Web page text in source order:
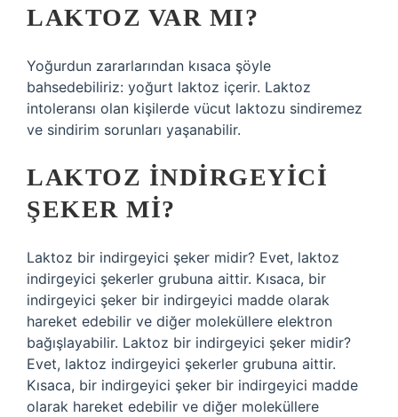
LAKTOZ VAR MI?
Yoğurdun zararlarından kısaca şöyle
bahsedebiliriz: yoğurt laktoz içerir. Laktoz
intoleransı olan kişilerde vücut laktozu sindiremez
ve sindirim sorunları yaşanabilir.
LAKTOZ INDIRGEYICI
ŞEKER MI?
Laktoz bir indirgeyici şeker midir? Evet, laktoz
indirgeyici şekerler grubuna aittir. Kısaca, bir
indirgeyici şeker bir indirgeyici madde olarak
hareket edebilir ve diğer moleküllere elektron
bağışlayabilir. Laktoz bir indirgeyici şeker midir?
Evet, laktoz indirgeyici şekerler grubuna aittir.
Kısaca, bir indirgeyici şeker bir indirgeyici madde
olarak hareket edebilir ve diğer moleküllere